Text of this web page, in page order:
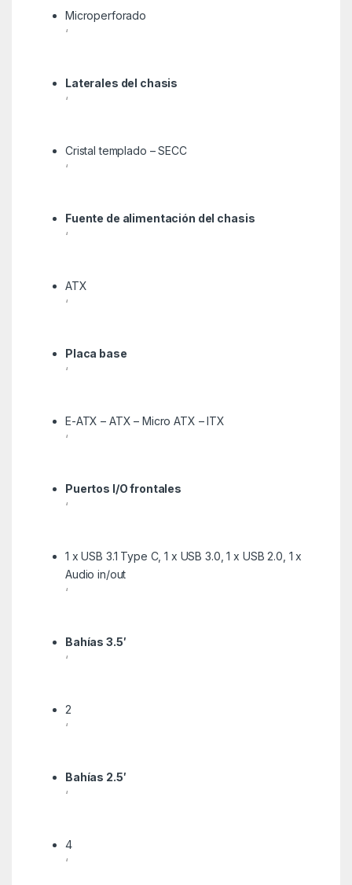
Microperforado
‘
Laterales del chasis
‘
Cristal templado – SECC
‘
Fuente de alimentación del chasis
‘
ATX
‘
Placa base
‘
E-ATX – ATX – Micro ATX – ITX
‘
Puertos I/O frontales
‘
1 x USB 3.1 Type C, 1 x USB 3.0, 1 x USB 2.0, 1 x
Audio in/out
‘
Bahías 3.5′
‘
2
‘
Bahías 2.5′
‘
4
‘